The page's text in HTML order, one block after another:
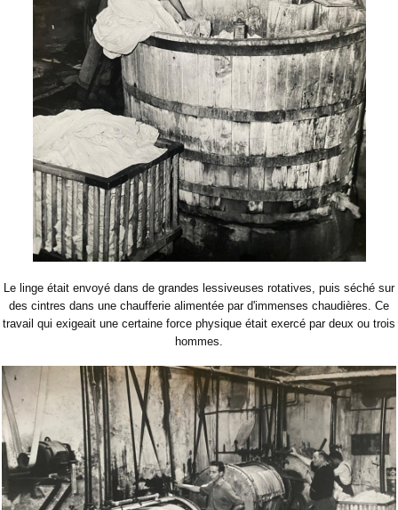
Le linge était envoyé dans de grandes lessiveuses rotatives, puis séché sur
des cintres dans une chaufferie alimentée par d'immenses chaudières. Ce
travail qui exigeait une certaine force physique était exercé par deux ou trois
hommes.